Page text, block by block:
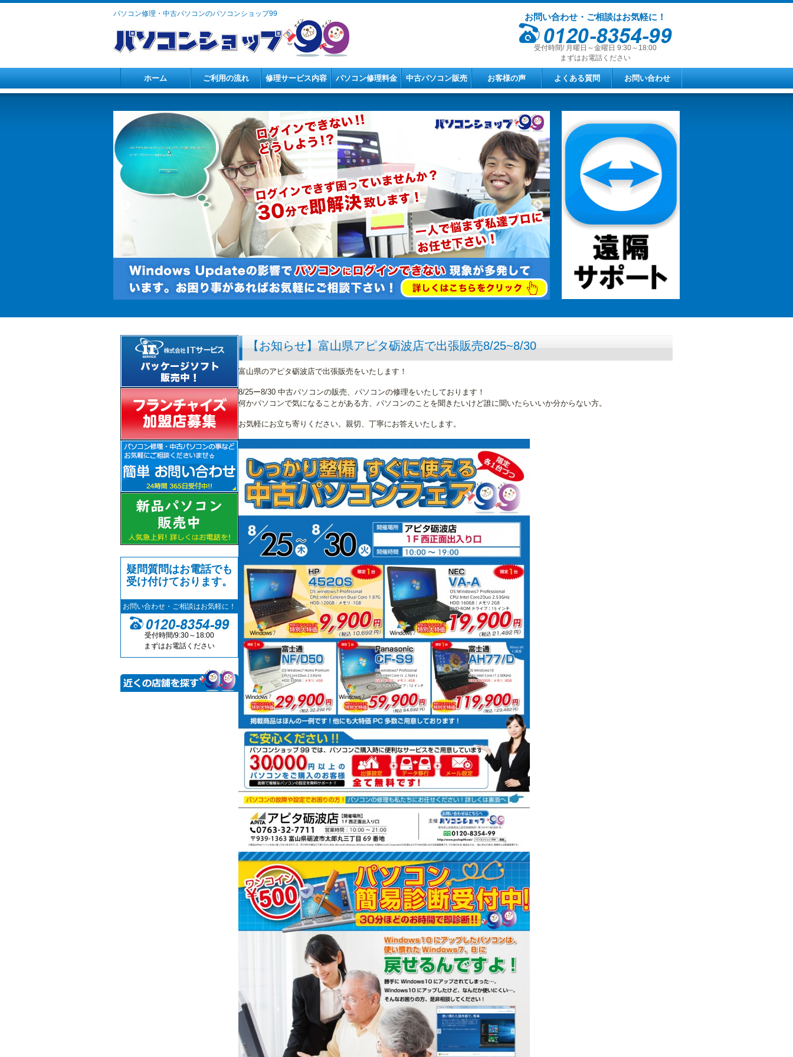
パソコン修理・中古パソコンのパソコンショップ99 お問い合わせ・ご相談はお気軽に！
受付時間/ 月曜日～金曜日 9:30～18:00
まずはお電話ください
ホーム ご利用の流れ 修理サービス内容 パソコン修理料金 中古パソコン販売 お客様の声 よくある質問 お問い合わせ
【お知らせ】富山県アピタ砺波店で出張販売8/25~8/30
富山県のアピタ砺波店で出張販売をいたします！
8/25ー8/30 中古パソコンの販売、パソコンの修理をいたしております！
何かパソコンで気になることがある方、パソコンのことを聞きたいけど誰に聞いたらいいか分からない方。
お気軽にお立ち寄りください。親切、丁寧にお答えいたします。
疑問質問はお電話でも
受け付けております。
お問い合わせ・ご相談はお気軽に！
受付時間/9:30～18:00
まずはお電話ください